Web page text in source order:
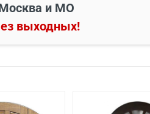
и МО
выходных!